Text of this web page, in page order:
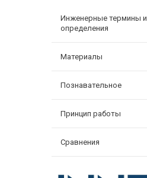
Инженерные термины и
определения
Материалы
Познавательное
Принцип работы
Сравнения